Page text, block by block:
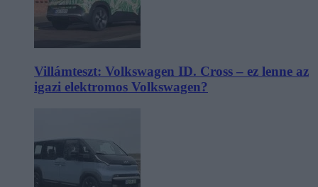
Villámteszt: Volkswagen ID. Cross – ez lenne az
igazi elektromos Volkswagen?